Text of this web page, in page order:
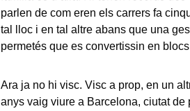
parlen de com eren els carrers fa
tal lloc i en tal altre abans que una
permetés que es convertissin en
Ara ja no hi visc. Visc a prop, en un
anys vaig viure a Barcelona, ciutat